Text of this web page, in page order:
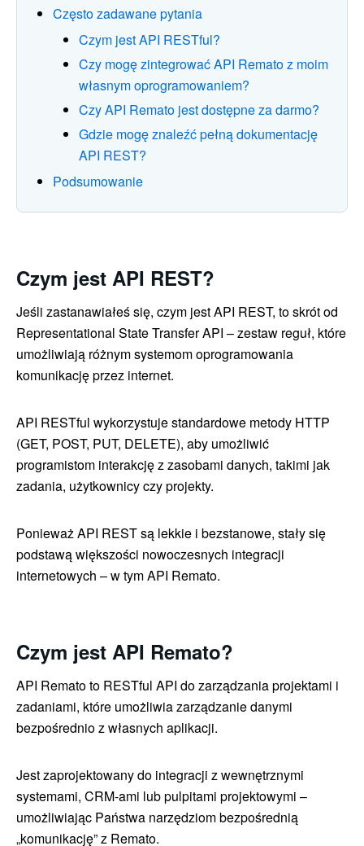
Często zadawane pytania
Czym jest API RESTful?
Czy mogę zintegrować API Remato z moim
własnym oprogramowaniem?
Czy API Remato jest dostępne za darmo?
Gdzie mogę znaleźć pełną dokumentację
API REST?
Podsumowanie
Czym jest API REST?
Jeśli zastanawiałeś się, czym jest API REST, to skrót od
Representational State Transfer API – zestaw reguł, które
umożliwiają różnym systemom oprogramowania
komunikację przez internet.
API RESTful wykorzystuje standardowe metody HTTP
(GET, POST, PUT, DELETE), aby umożliwić
programistom interakcję z zasobami danych, takimi jak
zadania, użytkownicy czy projekty.
Ponieważ API REST są lekkie i bezstanowe, stały się
podstawą większości nowoczesnych integracji
internetowych – w tym API Remato.
Czym jest API Remato?
API Remato to RESTful API do zarządzania projektami i
zadaniami, które umożliwia zarządzanie danymi
bezpośrednio z własnych aplikacji.
Jest zaprojektowany do integracji z wewnętrznymi
systemami, CRM-ami lub pulpitami projektowymi –
umożliwiając Państwa narzędziom bezpośrednią
„komunikację” z Remato.